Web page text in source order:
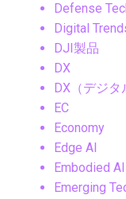
Defense
Digital
DJI製品
DX
DX（デジタ
EC
Economy
Edge AI
Embodied AI
Emerging